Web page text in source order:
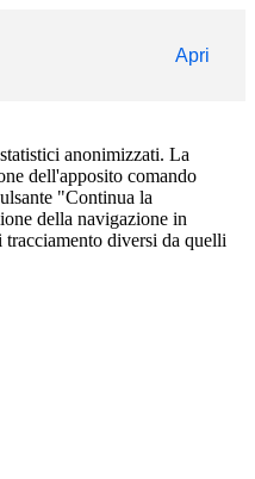
Apri
anonimizzati. La
dell'apposito comando
"Continua la
della navigazione in
diversi da quelli